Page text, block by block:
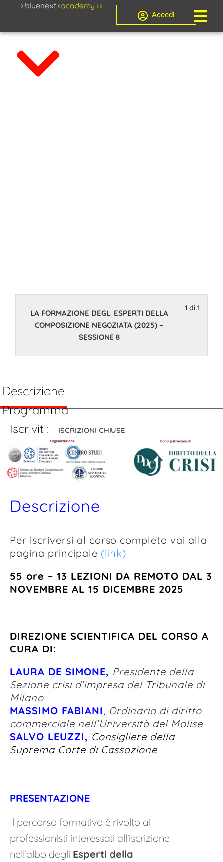
Accedi
NEGOZIATA
(2025) –
SESSIONE 8
27 Novembre 2025 14:00
1 di 1
LA FORMAZIONE DEGLI ESPERTI DELLA
COMPOSIZIONE NEGOZIATA (2025) –
SESSIONE 8
Descrizione
Programma
Iscriviti:
ISCRIZIONI CHIUSE
Scarica Brochure
Descrizione
Per iscriversi al corso completo vai alla
pagina principale (link)
55 ore – 13 LEZIONI DA REMOTO DAL 3
NOVEMBRE AL 15 DICEMBRE 2025
DIREZIONE SCIENTIFICA DEL CORSO A
CURA DI:
LAURA DE SIMONE, Presidente della
Sezione crisi d’impresa del Tribunale di
Milano
MASSIMO FABIANI, Ordinario di diritto
commerciale nell’Università del Molise
SALVO LEUZZI, Consigliere della
Suprema Corte di Cassazione
PRESENTAZIONE
Il percorso formativo è rivolto ai
professionisti interessati all’iscrizione
nell’albo degli Esperti della